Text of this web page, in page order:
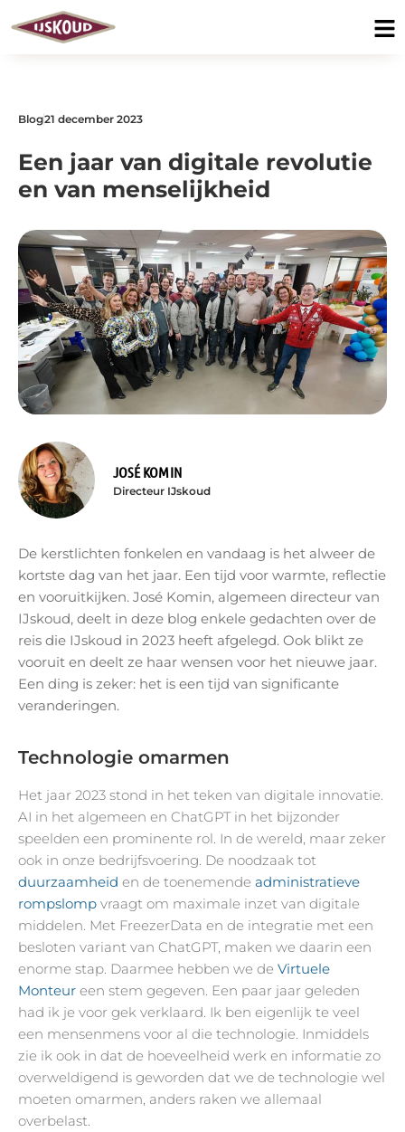
Blog21 december 2023
Een jaar van digitale revolutie
en van menselijkheid
JOSÉ KOMIN
Directeur IJskoud
De kerstlichten fonkelen en vandaag is het alweer de
kortste dag van het jaar. Een tijd voor warmte, reflectie
en vooruitkijken. José Komin, algemeen directeur van
IJskoud, deelt in deze blog enkele gedachten over de
reis die IJskoud in 2023 heeft afgelegd. Ook blikt ze
vooruit en deelt ze haar wensen voor het nieuwe jaar.
Een ding is zeker: het is een tijd van significante
veranderingen.
Technologie omarmen
Het jaar 2023 stond in het teken van digitale innovatie.
AI in het algemeen en ChatGPT in het bijzonder
speelden een prominente rol. In de wereld, maar zeker
ook in onze bedrijfsvoering. De noodzaak tot
duurzaamheid en de toenemende administratieve
rompslomp vraagt om maximale inzet van digitale
middelen. Met FreezerData en de integratie met een
besloten variant van ChatGPT, maken we daarin een
enorme stap. Daarmee hebben we de Virtuele
Monteur een stem gegeven. Een paar jaar geleden
had ik je voor gek verklaard. Ik ben eigenlijk te veel
een mensenmens voor al die technologie. Inmiddels
zie ik ook in dat de hoeveelheid werk en informatie zo
overweldigend is geworden dat we de technologie wel
moeten omarmen, anders raken we allemaal
overbelast.